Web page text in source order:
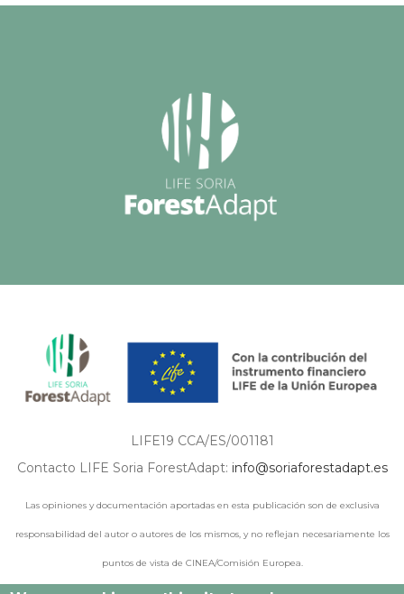
LIFE19 CCA/ES/001181
Contacto LIFE Soria ForestAdapt: info@soriaforestadapt.es
Las opiniones y documentación aportadas en esta publicación son de exclusiva
responsabilidad del autor o autores de los mismos, y no reflejan necesariamente los
puntos de vista de CINEA/Comisión Europea.